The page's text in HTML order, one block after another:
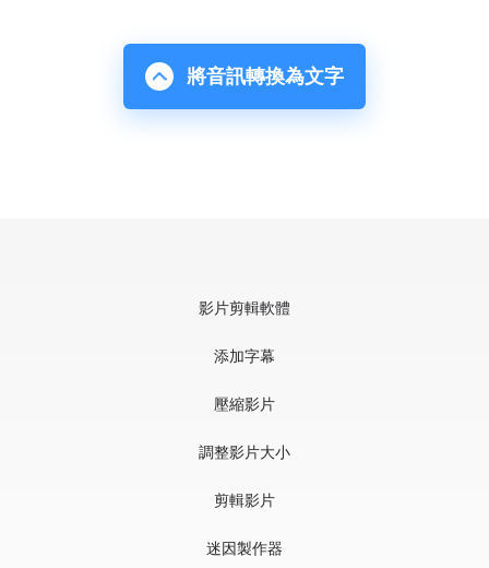
將音訊轉換為文字
影片剪輯軟體
添加字幕
壓縮影片
調整影片大小
剪輯影片
迷因製作器